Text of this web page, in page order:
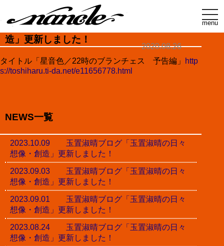
t
o
g
g
menu
玉置淑晴ブログ「玉置淑晴の日々想像・創
造」更新しました！
2020.08.26
タイトル「星音色／22時のブランチェス 予告編」
http
s://toshiharu.ti-da.net/e11656778.html
NEWS一覧
2023.10.09 玉置淑晴ブログ「玉置淑晴の日々
想像・創造」更新しました！
2023.09.03 玉置淑晴ブログ「玉置淑晴の日々
想像・創造」更新しました！
2023.09.01 玉置淑晴ブログ「玉置淑晴の日々
想像・創造」更新しました！
2023.08.24 玉置淑晴ブログ「玉置淑晴の日々
想像・創造」更新しました！